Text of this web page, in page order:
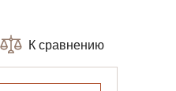
К сравнению